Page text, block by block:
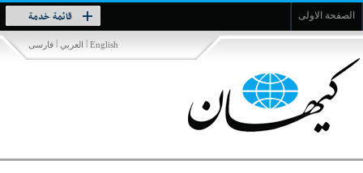
الصفحة الاولى قائمة خدمة
Toggle
navigation
فارسی | العربي | English